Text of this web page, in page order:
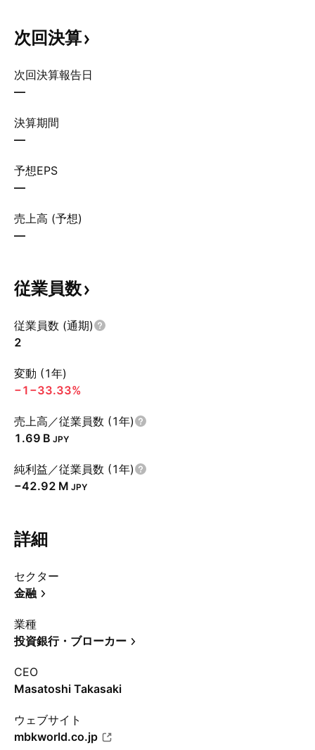
次回決算
次回決算報告日
—
決算期間
—
予想EPS
—
売上高 (予想)
—
従業員数
従業員数 (通期)
2
変動 (1年)
−1 −33.33%
売上高／従業員数 (1年)
‪1.69 B‬ JPY
純利益／従業員数 (1年)
‪−42.92 M‬ JPY
詳細
セクター
金融
業種
投資銀行・ブローカー
CEO
Masatoshi Takasaki
ウェブサイト
mbkworld.co.jp